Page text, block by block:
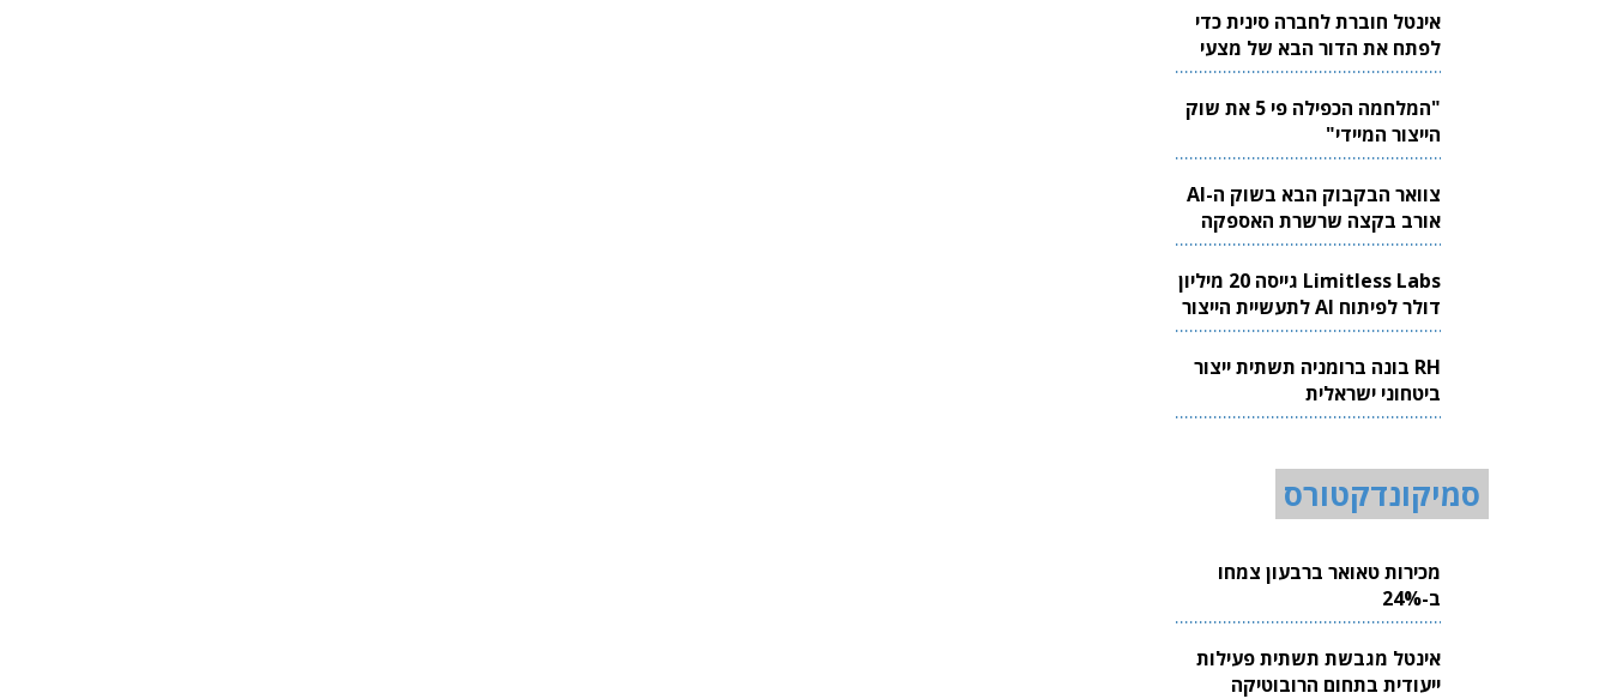
אינטל חוברת לחברה סינית כדי
לפתח את הדור הבא של מצעי
הזכוכית לשבבים
"המלחמה הכפילה פי 5 את שוק
הייצור המיידי"
צוואר הבקבוק הבא בשוק ה-AI
אורב בקצה שרשרת האספקה
Limitless Labs גייסה 20 מיליון
דולר לפיתוח AI לתעשיית הייצור
RH בונה ברומניה תשתית ייצור
ביטחוני ישראלית
סמיקונדקטורס
מכירות טאואר ברבעון צמחו
ב-24%
אינטל מגבשת תשתית פעילות
ייעודית בתחום הרובוטיקה